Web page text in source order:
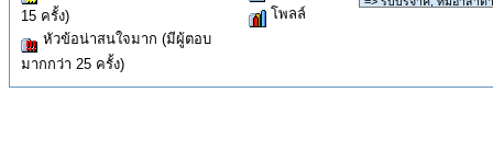
15 ครั้ง)
หัวข้อน่าสนใจมาก (มีผู้ตอบ
มากกว่า 25 ครั้ง)
โพลล์